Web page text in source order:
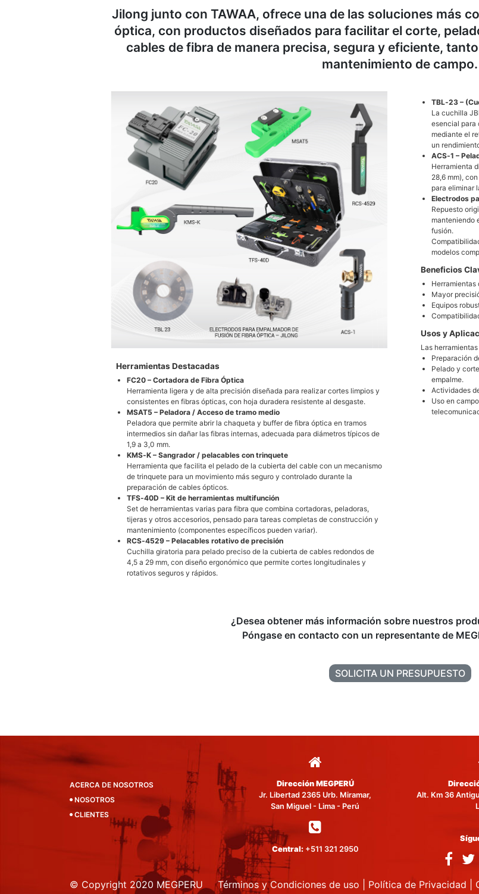
Jilong junto con TAWAA, ofrece una de las soluciones más
óptica, con productos diseñados para facilitar el corte,
cables de fibra de manera precisa, segura y eficiente,
mantenimiento de campo.
Herramientas Destacadas
FC20 – Cortadora de Fibra Óptica
Herramienta ligera y de alta precisión diseñada para realizar cortes limpios y
consistentes en fibras ópticas, con hoja duradera resistente al desgaste.
MSAT5 – Peladora / Acceso de tramo medio
Peladora que permite abrir la chaqueta y buffer de fibra óptica en tramos
intermedios sin dañar las fibras internas, adecuada para diámetros típicos de
1,9 a 3,0 mm.
KMS‑K – Sangrador / pelacables con trinquete
Herramienta que facilita el pelado de la cubierta del cable con un mecanismo
de trinquete para un movimiento más seguro y controlado durante la
preparación de cables ópticos.
TFS‑40D – Kit de herramientas multifunción
Set de herramientas varias para fibra que combina cortadoras, peladoras,
tijeras y otros accesorios, pensado para tareas completas de construcción y
mantenimiento (componentes específicos pueden variar).
RCS‑4529 – Pelacables rotativo de precisión
Cuchilla giratoria para pelado preciso de la cubierta de cables redondos de
4,5 a 29 mm, con diseño ergonómico que permite cortes longitudinales y
rotativos seguros y rápidos.
TBL‑23 –
La cuchilla
esencial para
mediante el
un
ACS‑1 –
Herramienta
28,6 mm),
para eliminar
Electrodos
Repuesto
manteniendo
fusión.
modelos
Beneficios
Herramientas
Mayor
Equipos
Usos y
Las
Preparación
Pelado y
empalme.
Actividades
Uso en
¿Desea obtener más información sobre nuestros
Póngase en contacto con un representante de
SOLICITA UN PRESUPUESTO
ACERCA DE NOSOTROS
NOSOTROS
CLIENTES
Dirección MEGPERÚ
Jr. Libertad 2365 Urb. Miramar,
San Miguel - Lima - Perú
Central:+511 321 2950
Alt. Km 36
© Copyright 2020 MEGPERUTérminos y Condiciones de uso Política de Privacidad